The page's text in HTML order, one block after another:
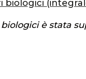
biologici
è stata